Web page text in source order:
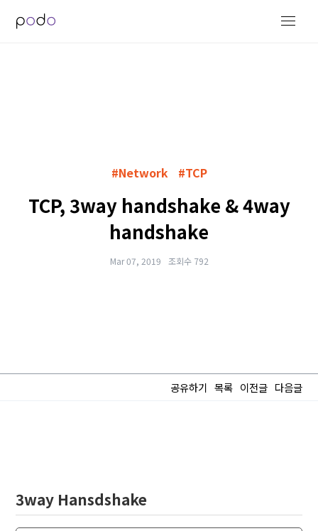
#Network #TCP
TCP, 3way handshake & 4way
handshake
Mar 07, 2019 조회수 792
공유하기 목록 이전글 다음글
3way Hansdshake